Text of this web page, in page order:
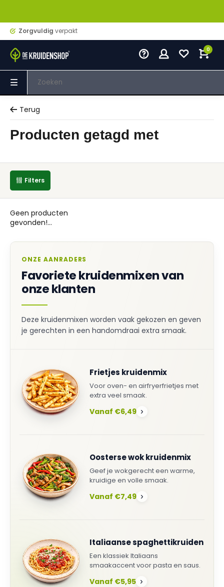
Zorgvuldig verpakt
0
Terug
Producten getagd met
Filters
Geen producten
gevonden!...
ONZE AANRADERS
Favoriete kruidenmixen van
onze klanten
Deze kruidenmixen worden vaak gekozen en geven
je gerechten in een handomdraai extra smaak.
Frietjes kruidenmix
Voor oven- en airfryerfrietjes met
extra veel smaak.
Vanaf €6,49 ›
Oosterse wok kruidenmix
Geef je wokgerecht een warme,
kruidige en volle smaak.
Vanaf €7,49 ›
Italiaanse spaghettikruiden
Een klassiek Italiaans
smaakaccent voor pasta en saus.
Vanaf €5,95 ›